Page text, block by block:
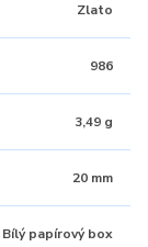
Zlato
986
3,49 g
20 mm
Bílý papírový box